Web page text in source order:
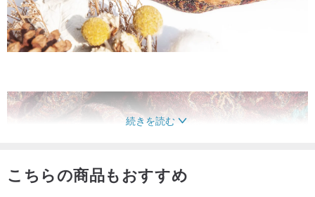
続きを読む
こちらの商品もおすすめ